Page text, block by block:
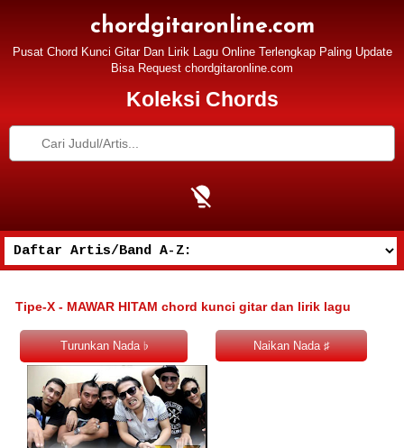
chordgitaronline.com
Pusat Chord Kunci Gitar Dan Lirik Lagu Online Terlengkap Paling Update
Bisa Request chordgitaronline.com
Koleksi Chords
Tipe-X - MAWAR HITAM chord kunci gitar dan lirik lagu